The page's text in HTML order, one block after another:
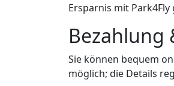
Ersparnis mit
Bezahlung
Sie können bequem
möglich; die Details